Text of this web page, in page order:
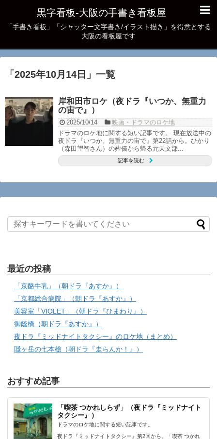
黒字看板‐大阪の手書き看板屋
「手書き看板」「シャッター文字書き/イラスト描き」を得意とする
大阪の看板屋です
「 2025年10月14日 」 一覧
岸和田市ロケ（夜ドラ『いつか、無重力
の宙で』）
2025/10/14
映画・ドラマのロケ地
ドラマのロケ地に関する短い記事です。 現在放送中の
夜ドラ『いつか、無重力の宙で』第22話から。ひかり
（森田望智さん）の葬儀から帰る元天文部...
記事を読む
最近の投稿
「京酪牛乳」（朝ドラ『あすか』）
「京都総合病院」（朝ドラ『あすか』）
美容室「VIOLET」（朝ドラ『ひまわり』）
御蔭橋（朝ドラ『あすか』）
夜ドラ『ミッドナイトタクシー』のロケ地（まとめ）
賤ヶ岳の七本槍（朝ドラ『走らんか！』）
おすすめ記事
「喫茶 つかれしらず」（夜ドラ『ミッドナイト
タクシー』）
ドラマのロケ地に関する短い記事です。
夜ドラ『ミッドナイトタクシー』第2回から。「喫茶 つかれ